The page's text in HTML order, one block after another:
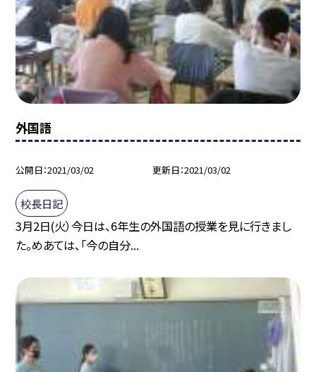
外国語
公開日 2021/03/02 更新日 2021/03/02
校長日記
3月2日(火）今日は、6年生の外国語の授業を見に行きまし
た。めあては、「今の自分...